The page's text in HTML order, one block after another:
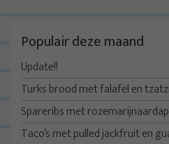
Populair deze maand
Update!!
Turks brood met falafel en
Spareribs met
Taco’s met pulled jackfruit en